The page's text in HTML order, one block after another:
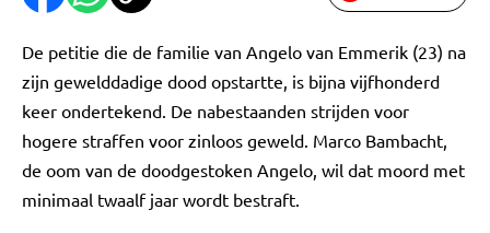
De petitie die de familie van Angelo van Emmerik (23) na
zijn gewelddadige dood opstartte, is bijna vijfhonderd
keer ondertekend. De nabestaanden strijden voor
hogere straffen voor zinloos geweld. Marco Bambacht,
de oom van de doodgestoken Angelo, wil dat moord met
minimaal twaalf jaar wordt bestraft.